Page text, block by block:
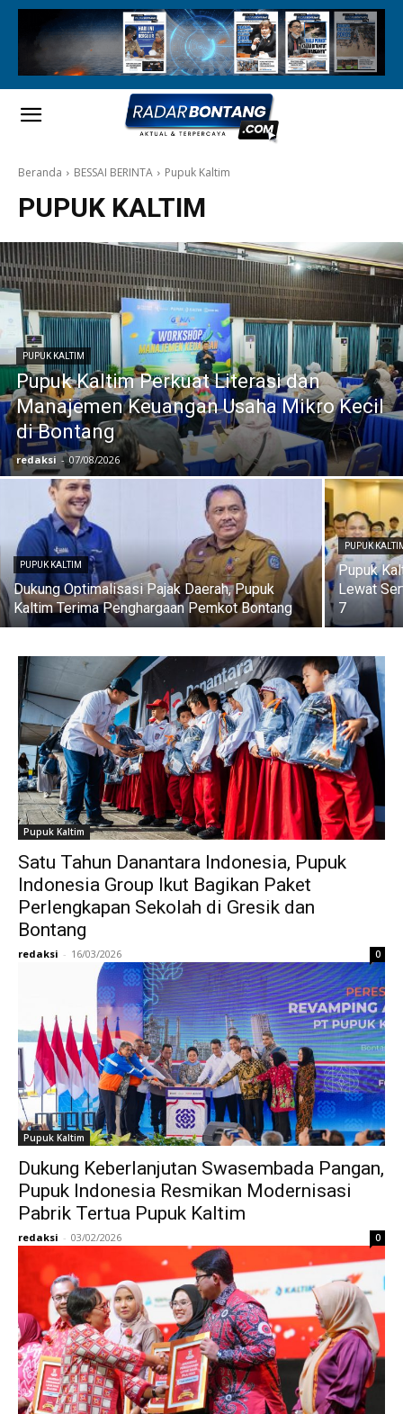
Beranda BESSAI BERINTA Pupuk Kaltim
PUPUK KALTIM
PUPUK KALTIM
Pupuk Kaltim Perkuat Literasi dan
Manajemen Keuangan Usaha Mikro Kecil
di Bontang
redaksi - 07/08/2026
PUPUK KALTIM
Dukung Optimalisasi Pajak Daerah, Pupuk
Kaltim Terima Penghargaan Pemkot Bontang
PUPUK
Pupuk
Lewat
7
Pupuk Kaltim
Satu Tahun Danantara Indonesia, Pupuk
Indonesia Group Ikut Bagikan Paket
Perlengkapan Sekolah di Gresik dan
Bontang
redaksi - 16/03/2026 0
Pupuk Kaltim
Dukung Keberlanjutan Swasembada Pangan,
Pupuk Indonesia Resmikan Modernisasi
Pabrik Tertua Pupuk Kaltim
redaksi - 03/02/2026 0